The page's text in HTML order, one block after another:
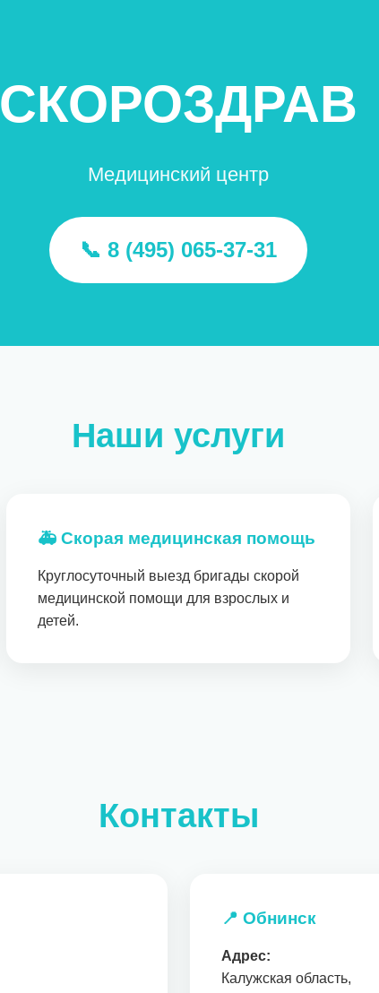
СКОРОЗДРАВ
Медицинский центр
📞 8 (495) 065-37-31
Наши услуги
🚑 Скорая медицинская помощь
Круглосуточный выезд бригады скорой
медицинской помощи для взрослых и
детей.
Контакты
📍 Обнинск
Адрес:
Калужская область,